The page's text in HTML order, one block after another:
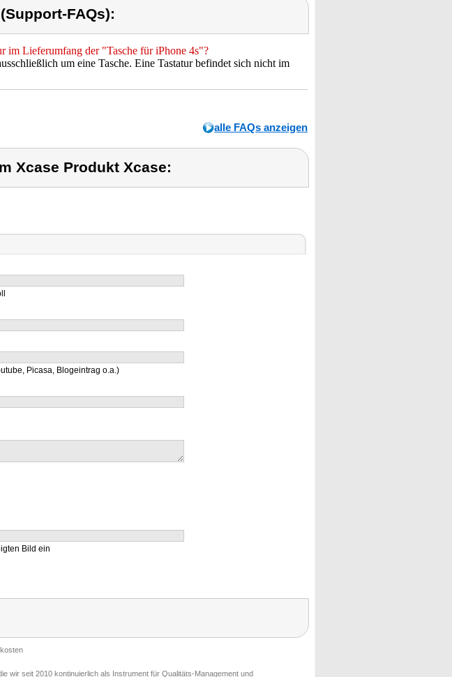
FAQs):
im Lieferumfang der "Tasche für iPhone 4s"?
um eine Tasche. Eine Tastatur befindet sich nicht im
alle FAQs anzeigen
Xcase Produkt Xcase:
Picasa, Blogeintrag o.a.)
Bild ein
wir seit 2010 kontinuierlich als Instrument für Qualitäts-Management und